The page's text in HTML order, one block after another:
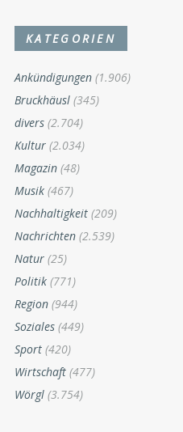
KATEGORIEN
Ankündigungen (1.906)
Bruckhäusl (345)
divers (2.704)
Kultur (2.034)
Magazin (48)
Musik (467)
Nachhaltigkeit (209)
Nachrichten (2.539)
Natur (25)
Politik (771)
Region (944)
Soziales (449)
Sport (420)
Wirtschaft (477)
Wörgl (3.754)